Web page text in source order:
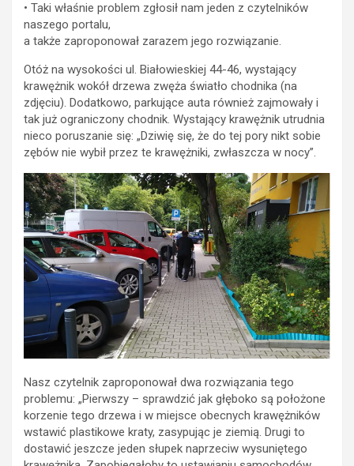
• Taki właśnie problem zgłosił nam jeden z czytelników
naszego portalu,
a także zaproponował zarazem jego rozwiązanie.
Otóż na wysokości ul. Białowieskiej 44-46, wystający
krawężnik wokół drzewa zwęża światło chodnika (na
zdjęciu). Dodatkowo, parkujące auta również zajmowały i
tak już ograniczony chodnik. Wystający krawężnik utrudnia
nieco poruszanie się: „Dziwię się, że do tej pory nikt sobie
zębów nie wybił przez te krawężniki, zwłaszcza w nocy”.
Nasz czytelnik zaproponował dwa rozwiązania tego
problemu: „Pierwszy – sprawdzić jak głęboko są położone
korzenie tego drzewa i w miejsce obecnych krawężników
wstawić plastikowe kraty, zasypując je ziemią. Drugi to
dostawić jeszcze jeden słupek naprzeciw wysuniętego